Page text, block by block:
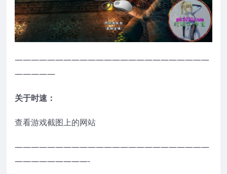
————————————————————————
—————
关于时速：
查看游戏截图上的网站
————————————————————————
—————————-